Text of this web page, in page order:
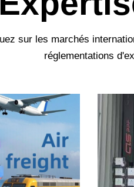
sur les marchés
réglementations